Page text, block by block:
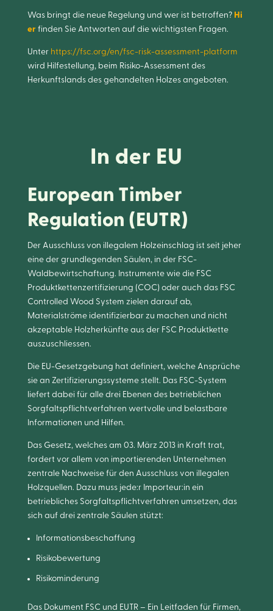
Was bringt die neue Regelung und wer ist betroffen? Hi
er finden Sie Antworten auf die wichtigsten Fragen.
Unter https://fsc.org/en/fsc-risk-assessment-platform
wird Hilfestellung, beim Risiko-Assessment des
Herkunftslands des gehandelten Holzes angeboten.
In der EU
European Timber
Regulation (EUTR)
Der Ausschluss von illegalem Holzeinschlag ist seit jeher
eine der grundlegenden Säulen, in der FSC-
Waldbewirtschaftung. Instrumente wie die FSC
Produktkettenzertifizierung (COC) oder auch das FSC
Controlled Wood System zielen darauf ab,
Materialströme identifizierbar zu machen und nicht
akzeptable Holzherkünfte aus der FSC Produktkette
auszuschliessen.
Die EU-Gesetzgebung hat definiert, welche Ansprüche
sie an Zertifizierungssysteme stellt. Das FSC-System
liefert dabei für alle drei Ebenen des betrieblichen
Sorgfaltspflichtverfahren wertvolle und belastbare
Informationen und Hilfen.
Das Gesetz, welches am 03. März 2013 in Kraft trat,
fordert vor allem von importierenden Unternehmen
zentrale Nachweise für den Ausschluss von illegalen
Holzquellen. Dazu muss jede:r Importeur:in ein
betriebliches Sorgfaltspflichtverfahren umsetzen, das
sich auf drei zentrale Säulen stützt:
Informationsbeschaffung
Risikobewertung
Risikominderung
Das Dokument FSC und EUTR – Ein Leitfaden für Firmen,